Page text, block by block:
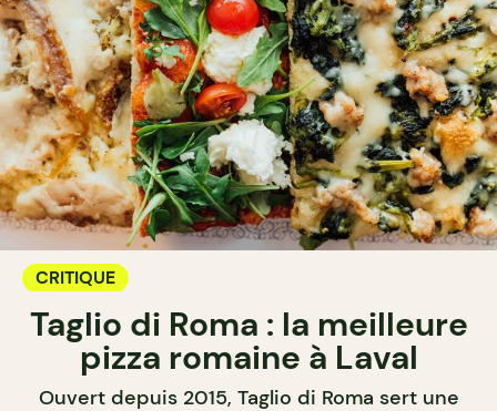
CRITIQUE
Taglio di Roma : la meilleure
pizza romaine à Laval
Ouvert depuis 2015, Taglio di Roma sert une